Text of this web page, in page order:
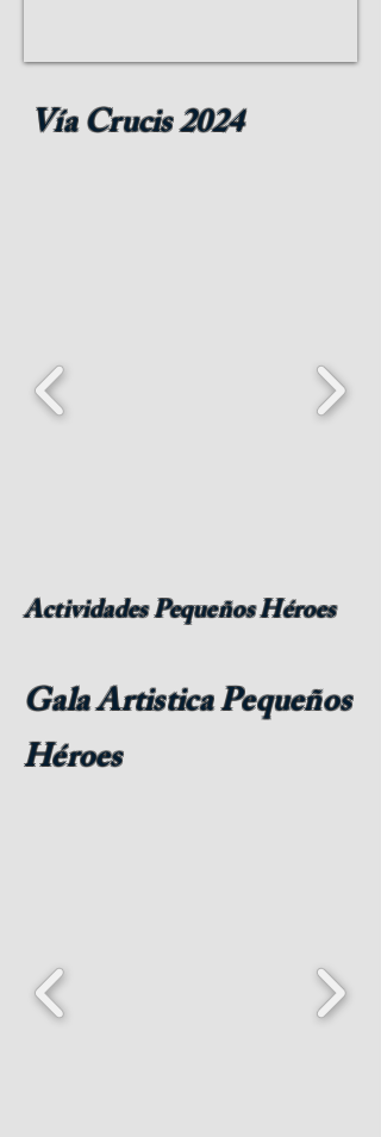
Vía Crucis 2024
Actividades Pequeños Héroes
Gala Artistica Pequeños
Héroes